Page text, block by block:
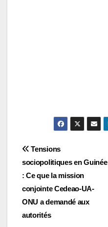
Navigation
de
l’article
Tensions
sociopolitiques en Guinée
: Ce que la mission
conjointe Cedeao-UA-
ONU a demandé aux
autorités